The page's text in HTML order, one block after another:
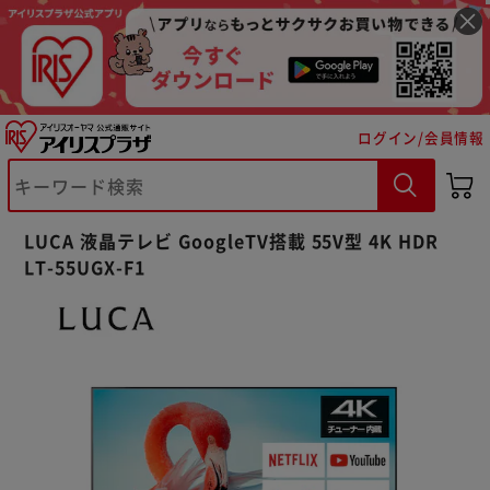
ログイン/会員情報
LUCA 液晶テレビ GoogleTV搭載 55V型 4K HDR
LT-55UGX-F1